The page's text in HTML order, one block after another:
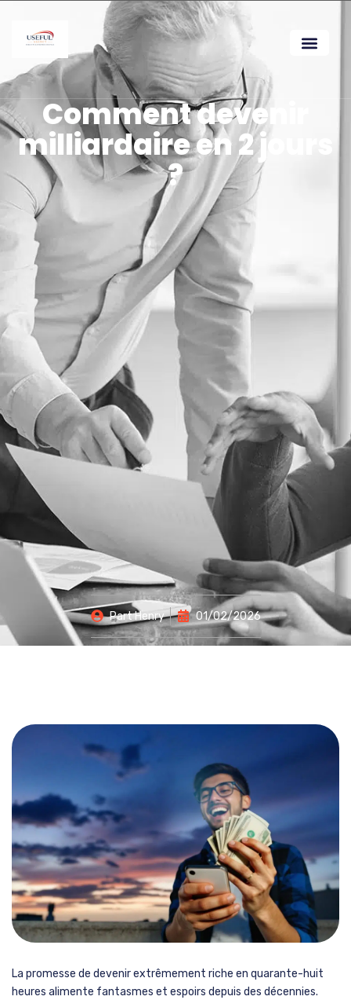
Comment devenir
milliardaire en 2 jours
?
PartHenry 01/02/2026
La promesse de devenir extrêmement riche en quarante-huit
heures alimente fantasmes et espoirs depuis des décennies.